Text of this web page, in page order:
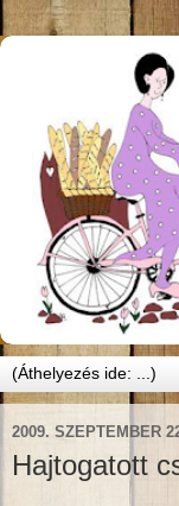
2009. SZEPTEMBER
Hajtogatott